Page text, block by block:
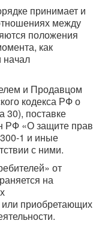
принимает и
между
положения
как
начал
и Продавцом
кодекса РФ о
30), поставке
РФ «О защите прав
1 и иные
с ними.
от
на
приобретающих